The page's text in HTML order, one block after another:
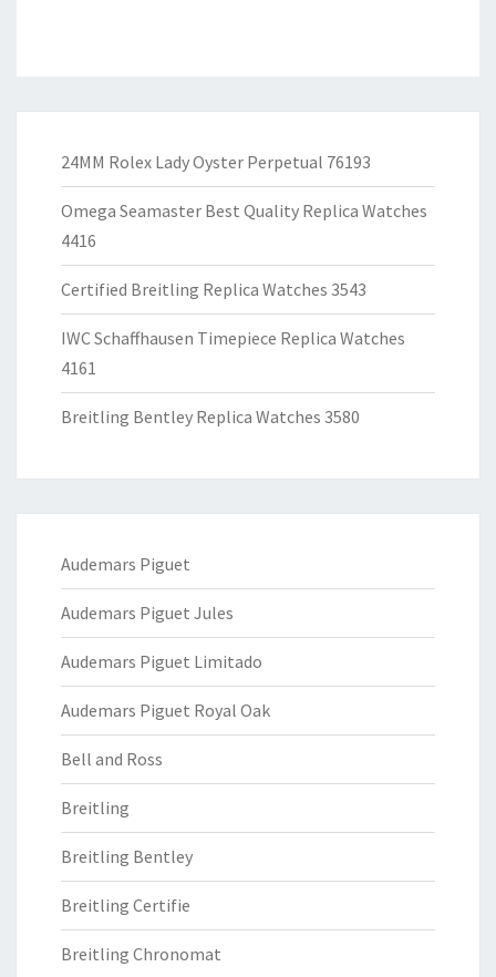
24MM Rolex Lady Oyster Perpetual 76193
Omega Seamaster Best Quality Replica Watches
4416
Certified Breitling Replica Watches 3543
IWC Schaffhausen Timepiece Replica Watches
4161
Breitling Bentley Replica Watches 3580
Audemars Piguet
Audemars Piguet Jules
Audemars Piguet Limitado
Audemars Piguet Royal Oak
Bell and Ross
Breitling
Breitling Bentley
Breitling Certifie
Breitling Chronomat